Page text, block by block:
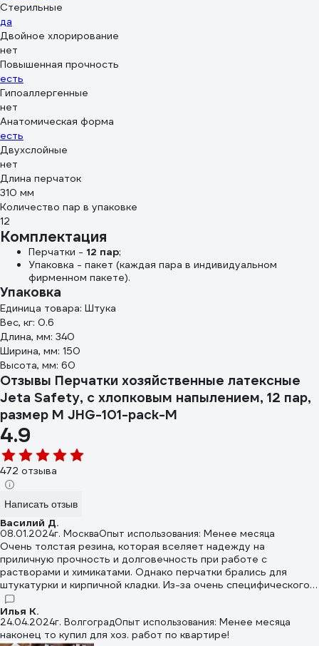
Стерильные
да
Двойное хлорирование
нет
Повышенная прочность
есть
Гипоаллергенные
нет
Анатомическая форма
есть
Двухслойные
нет
Длина перчаток
310 мм
Количество пар в упаковке
12
Комплектация
Перчатки - 12 пар;
Упаковка - пакет (каждая пара в индивидуальном
фирменном пакете).
Упаковка
Единица товара: Штука
Вес, кг: 0.6
Длина, мм: 340
Ширина, мм: 150
Высота, мм: 60
Отзывы Перчатки хозяйственные латексные
Jeta Safety, с хлопковым напылением, 12 пар,
размер M JHG-101-pack-M
4.9
472 отзыва
Написать отзыв
Василий Д.
08.01.2024г. МоскваОпыт использования: Менее месяца
Очень толстая резина, которая вселяет надежду на
приличную прочность и долговечность при работе с
растворами и химикатами. Однако перчатки брались для
штукатурки и кирпичной кладки. Из-за очень специфического
соответствия реального размера его обозначению, оказались
сильно велики и работать оказалось почти невозможно, т.к.
неудобно. Поэтому надо выбирать размер поменьше, чтобы
лучше облегали пальцы рук.
Илья К.
24.04.2024г. ВолгоградОпыт использования: Менее месяца
наконец то купил для хоз. работ по квартире!